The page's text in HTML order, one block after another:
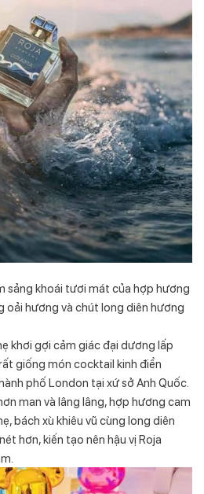
sảng khoái tươi mát của hợp hương
oải hương và chút long diên hương
khơi gợi cảm giác đại dương lấp
giống món cocktail kinh điển
phố London tại xứ sở Anh Quốc.
man và lâng lâng, hợp hương cam
bách xù khiêu vũ cùng long diên
hơn, kiến tạo nên hậu vị Roja